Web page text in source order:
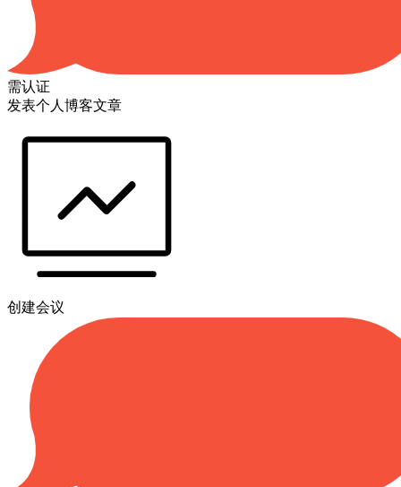
需认证
发表个人博客文章
创建会议